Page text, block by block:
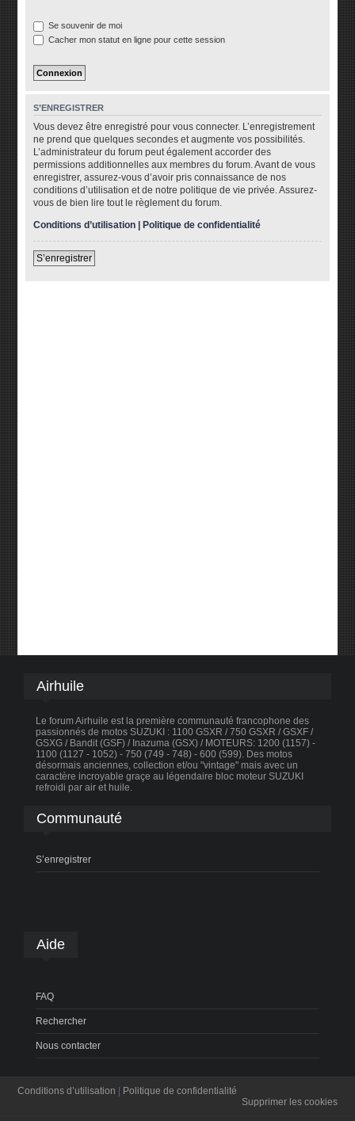
Se souvenir de moi
Cacher mon statut en ligne pour cette session
S’ENREGISTRER
Vous devez être enregistré pour vous connecter. L’enregistrement
ne prend que quelques secondes et augmente vos possibilités.
L’administrateur du forum peut également accorder des
permissions additionnelles aux membres du forum. Avant de vous
enregistrer, assurez-vous d’avoir pris connaissance de nos
conditions d’utilisation et de notre politique de vie privée. Assurez-
vous de bien lire tout le règlement du forum.
Conditions d’utilisation |Politique de confidentialité
S’enregistrer
Airhuile
Le forum Airhuile est la première communauté francophone des
passionnés de motos SUZUKI : 1100 GSXR / 750 GSXR / GSXF /
GSXG / Bandit (GSF) / Inazuma (GSX) / MOTEURS: 1200 (1157) -
1100 (1127 - 1052) - 750 (749 - 748) - 600 (599). Des motos
désormais anciennes, collection et/ou "vintage" mais avec un
caractère incroyable graçe au légendaire bloc moteur SUZUKI
refroidi par air et huile.
Communauté
S’enregistrer
Aide
FAQ
Rechercher
Nous contacter
Conditions d’utilisation | Politique de confidentialité
Supprimer les cookies